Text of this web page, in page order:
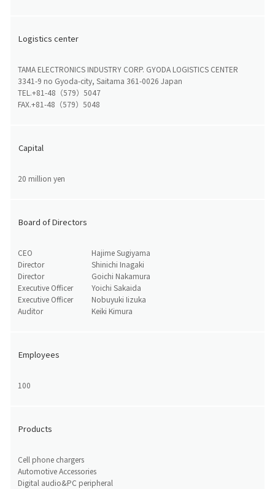
Logistics center
TAMA ELECTRONICS INDUSTRY CORP. GYODA LOGISTICS CENTER
3341-9 no Gyoda-city, Saitama 361-0026 Japan
TEL.+81-48（579）5047
FAX.+81-48（579）5048
Capital
20 million yen
Board of Directors
CEO
Hajime Sugiyama
Director
Shinichi Inagaki
Director
Goichi Nakamura
Executive Officer
Yoichi Sakaida
Executive Officer
Nobuyuki Iizuka
Auditor
Keiki Kimura
Employees
100
Products
Cell phone chargers
Automotive Accessories
Digital audio&PC peripheral